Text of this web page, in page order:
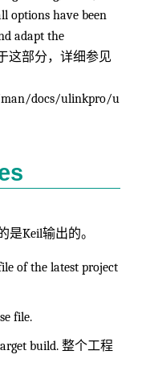
options have been
adapt the
这部分，详细参见
docs/ulinkpro/u
Keil输出的。
of the latest project
file.
build. 整个工程